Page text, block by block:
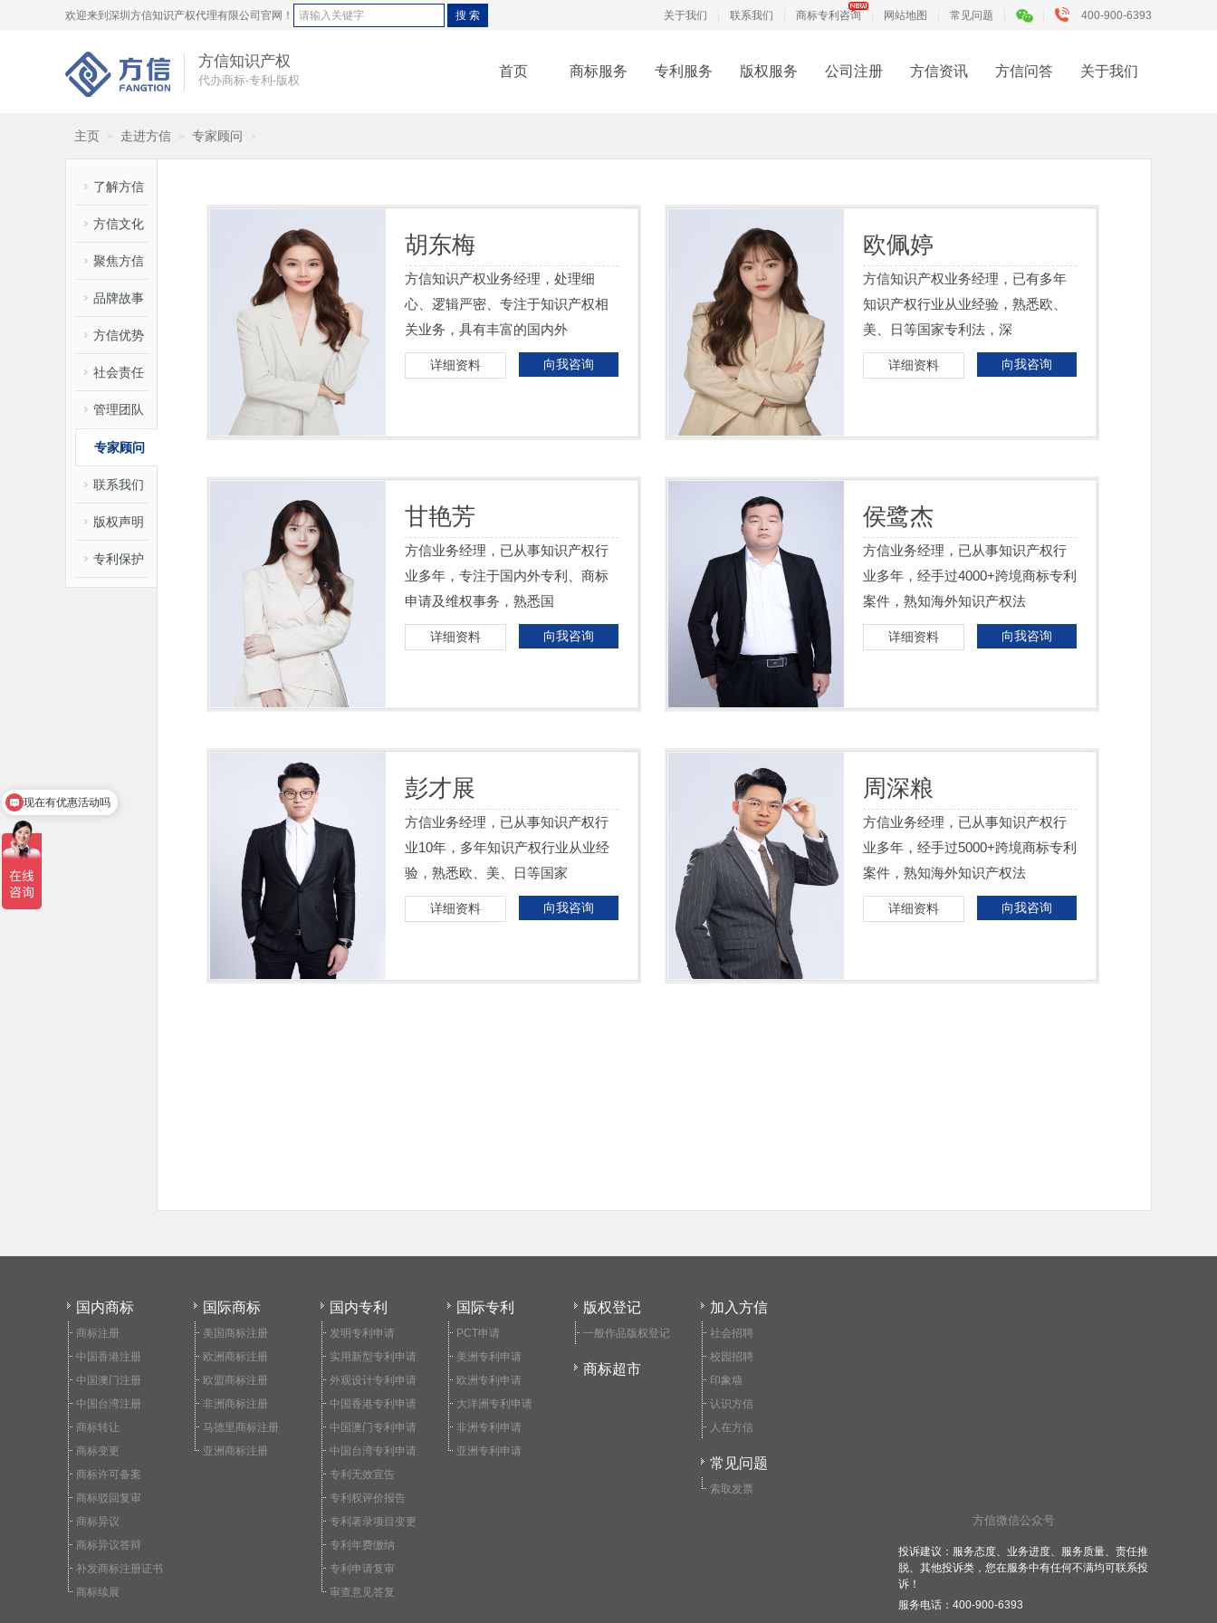
欢迎来到深圳方信知识产权代理有限公司官网！ 关于我们 联系我们 商标专利咨询 网站地图 常见问题 400-900-6393
方信知识产权
代办商标-专利-版权
首页 商标服务 专利服务 版权服务 公司注册 方信资讯 方信问答 关于我们
主页 > 走进方信 > 专家顾问 >
胡东梅
方信知识产权业务经理，处理细
心、逻辑严密、专注于知识产权相
关业务，具有丰富的国内外
详细资料 向我咨询
欧佩婷
方信知识产权业务经理，已有多年
知识产权行业从业经验，熟悉欧、
美、日等国家专利法，深
详细资料 向我咨询
甘艳芳
方信业务经理，已从事知识产权行
业多年，专注于国内外专利、商标
申请及维权事务，熟悉国
详细资料 向我咨询
侯鹭杰
方信业务经理，已从事知识产权行
业多年，经手过4000+跨境商标专利
案件，熟知海外知识产权法
详细资料 向我咨询
彭才展
方信业务经理，已从事知识产权行
业10年，多年知识产权行业从业经
验，熟悉欧、美、日等国家
详细资料 向我咨询
周深粮
方信业务经理，已从事知识产权行
业多年，经手过5000+跨境商标专利
案件，熟知海外知识产权法
详细资料 向我咨询
了解方信
方信文化
聚焦方信
品牌故事
方信优势
社会责任
管理团队
专家顾问
联系我们
版权声明
专利保护
国内商标
商标注册
中国香港注册
中国澳门注册
中国台湾注册
商标转让
商标变更
商标许可备案
商标驳回复审
商标异议
商标异议答辩
补发商标注册证书
商标续展
国际商标
美国商标注册
欧洲商标注册
欧盟商标注册
非洲商标注册
马德里商标注册
亚洲商标注册
国内专利
发明专利申请
实用新型专利申请
外观设计专利申请
中国香港专利申请
中国澳门专利申请
中国台湾专利申请
专利无效宣告
专利权评价报告
专利著录项目变更
专利年费缴纳
专利申请复审
审查意见答复
国际专利
PCT申请
美洲专利申请
欧洲专利申请
大洋洲专利申请
非洲专利申请
亚洲专利申请
版权登记
一般作品版权登记
商标超市
加入方信
社会招聘
校园招聘
印象墙
认识方信
人在方信
常见问题
索取发票
方信微信公众号
投诉建议：服务态度、业务进度、服务质量、责任推
脱、其他投诉类，您在服务中有任何不满均可联系投
诉！
服务电话：400-900-6393
现在有优惠活动吗